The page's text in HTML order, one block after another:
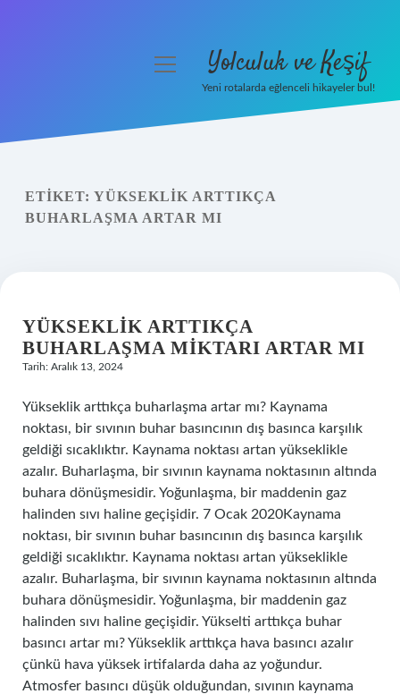
Yasal Uyarı
menüyü Yolculuk ve Keşif
Yeni rotalarda eğlenceli hikayeler bul!
ETIKET: YÜKSEKLIK ARTTIKÇA
BUHARLAŞMA ARTAR MI
YÜKSEKLIK ARTTIKÇA
BUHARLAŞMA MIKTARI ARTAR MI
Tarih: Aralık 13, 2024
Yükseklik arttıkça buharlaşma artar mı? Kaynama
noktası, bir sıvının buhar basıncının dış basınca karşılık
geldiği sıcaklıktır. Kaynama noktası artan yükseklikle
azalır. Buharlaşma, bir sıvının kaynama noktasının altında
buhara dönüşmesidir. Yoğunlaşma, bir maddenin gaz
halinden sıvı haline geçişidir. 7 Ocak 2020Kaynama
noktası, bir sıvının buhar basıncının dış basınca karşılık
geldiği sıcaklıktır. Kaynama noktası artan yükseklikle
azalır. Buharlaşma, bir sıvının kaynama noktasının altında
buhara dönüşmesidir. Yoğunlaşma, bir maddenin gaz
halinden sıvı haline geçişidir. Yükselti arttıkça buhar
basıncı artar mı? Yükseklik arttıkça hava basıncı azalır
çünkü hava yüksek irtifalarda daha az yoğundur.
Atmosfer basıncı düşük olduğundan, sıvının kaynama